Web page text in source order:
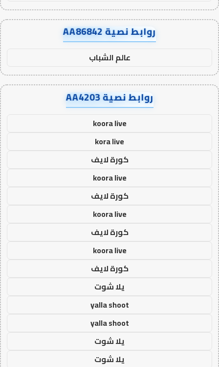
روابط نصية AA86842
عالم الشباب
روابط نصية AA4203
koora live
kora live
كورة لايف
koora live
كورة لايف
koora live
كورة لايف
koora live
كورة لايف
يلا شوت
yalla shoot
yalla shoot
يلا شوت
يلا شوت